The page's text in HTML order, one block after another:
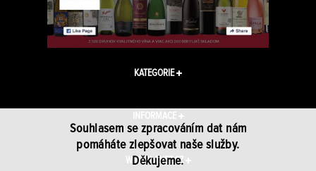
KATEGORIE
INFORMACE
WINEPLANET.CZ
Souhlasem se zpracováním dat nám
pomáháte zlepšovat naše služby.
Děkujeme.